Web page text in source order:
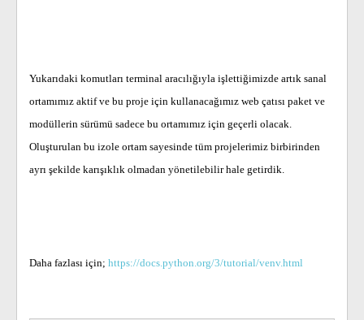
Yukarıdaki komutları terminal aracılığıyla işlettiğimizde artık sanal
ortamımız aktif ve bu proje için kullanacağımız web çatısı paket ve
modüllerin sürümü sadece bu ortamımız için geçerli olacak.
Oluşturulan bu izole ortam sayesinde tüm projelerimiz birbirinden
ayrı şekilde karışıklık olmadan yönetilebilir hale getirdik.
Daha fazlası için; https://docs.python.org/3/tutorial/venv.html